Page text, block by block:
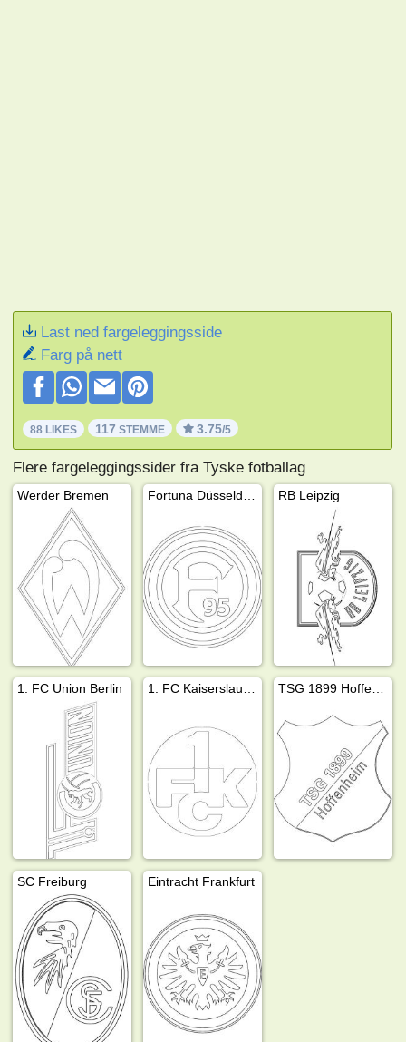
Last ned fargeleggingsside
Farg på nett
88 LIKES 117 STEMME 3.75/5
Flere fargeleggingssider fra Tyske fotballag
Werder Bremen RB Leipzig
1. FC Union Berlin
SC Freiburg Eintracht Frankfurt